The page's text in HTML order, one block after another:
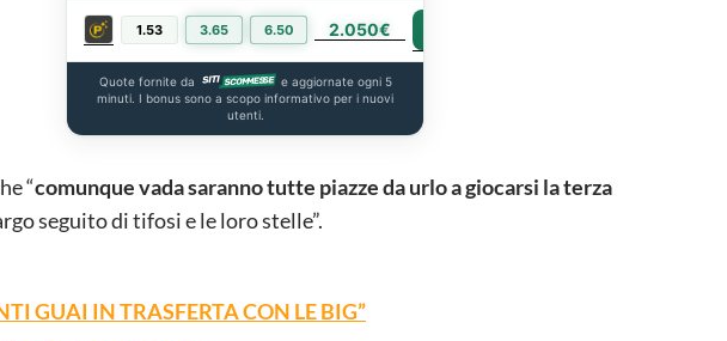
1.53 3.65 6.50 2.050€
Quote fornite da
e aggiornate ogni 5
minuti. I bonus sono a scopo informativo per i nuovi
utenti.
“comunque vada saranno tutte piazze da urlo a giocarsi la terza
seguito di tifosi e le loro stelle”.
GUAI IN TRASFERTA CON LE BIG”